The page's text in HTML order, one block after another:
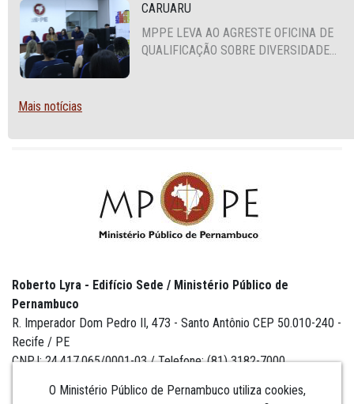
CARUARU
MPPE LEVA AO AGRESTE OFICINA DE
QUALIFICAÇÃO SOBRE DIVERSIDADE
Mais notícias
O Ministério Público de Pernambuco utiliza cookies,
Roberto Lyra - Edifício Sede / Ministério Público de
Pernambuco
R. Imperador Dom Pedro II, 473 - Santo Antônio CEP 50.010-240 -
Recife / PE
CNPJ: 24.417.065/0001-03 / Telefone: (81) 3182-7000